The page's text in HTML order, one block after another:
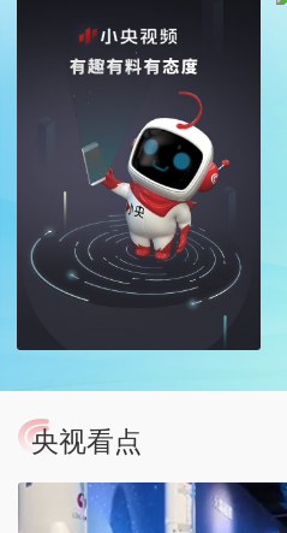
央视看点